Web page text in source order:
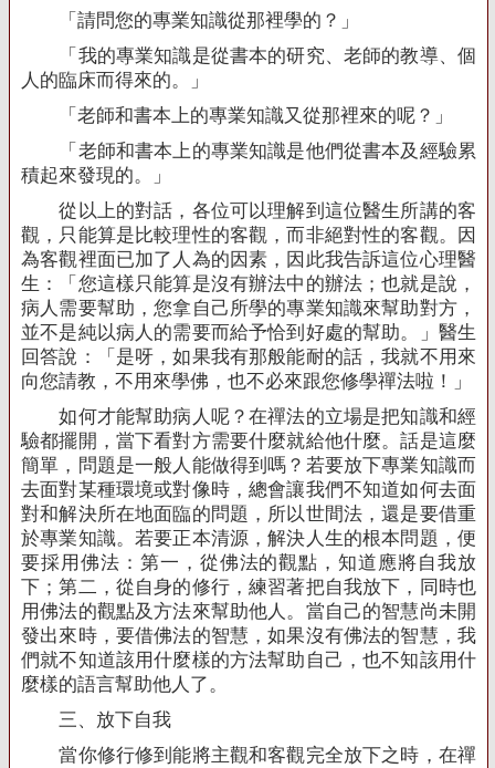
「請問您的專業知識從那裡學的？」
「我的專業知識是從書本的研究、老師的教導、個
人的臨床而得來的。」
「老師和書本上的專業知識又從那裡來的呢？」
「老師和書本上的專業知識是他們從書本及經驗累
積起來發現的。」
從以上的對話，各位可以理解到這位醫生所講的客
觀，只能算是比較理性的客觀，而非絕對性的客觀。因
為客觀裡面已加了人為的因素，因此我告訴這位心理醫
生：「您這樣只能算是沒有辦法中的辦法；也就是說，
病人需要幫助，您拿自己所學的專業知識來幫助對方，
並不是純以病人的需要而給予恰到好處的幫助。」醫生
回答說：「是呀，如果我有那般能耐的話，我就不用來
向您請教，不用來學佛，也不必來跟您修學禪法啦！」
如何才能幫助病人呢？在禪法的立場是把知識和經
驗都擺開，當下看對方需要什麼就給他什麼。話是這麼
簡單，問題是一般人能做得到嗎？若要放下專業知識而
去面對某種環境或對像時，總會讓我們不知道如何去面
對和解決所在地面臨的問題，所以世間法，還是要借重
於專業知識。若要正本清源，解決人生的根本問題，便
要採用佛法：第一，從佛法的觀點，知道應將自我放
下；第二，從自身的修行，練習著把自我放下，同時也
用佛法的觀點及方法來幫助他人。當自己的智慧尚未開
發出來時，要借佛法的智慧，如果沒有佛法的智慧，我
們就不知道該用什麼樣的方法幫助自己，也不知該用什
麼樣的語言幫助他人了。
三、放下自我
當你修行修到能將主觀和客觀完全放下之時，在禪